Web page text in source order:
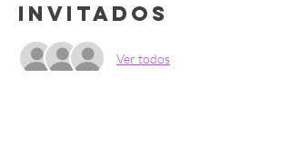
Invitados
Ver todos